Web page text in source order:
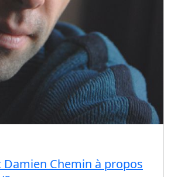
Damien Chemin à propos